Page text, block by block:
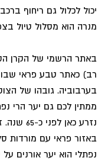
יכול לכלול גם ריחוף
מנרה הוא מסלול טיול
באתר הרשמי של הקרן
רב) כאתר טבע פראי שבו
ממתין לכם גם יער הרי
נזרע
באזור פראי עם מורדות